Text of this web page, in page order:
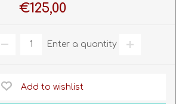
€125,00
Enter a quantity
Add to wishlist